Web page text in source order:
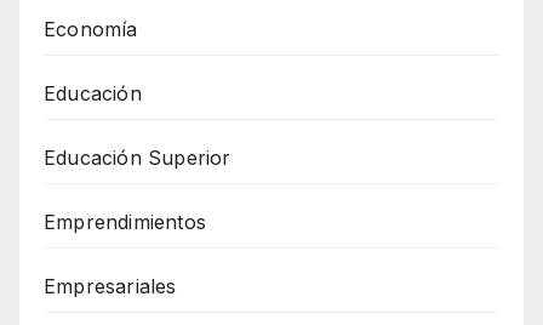
Economía
Educación
Educación Superior
Emprendimientos
Empresariales